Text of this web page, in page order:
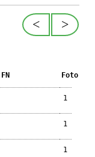
>
<
FN Foto
1
1
1